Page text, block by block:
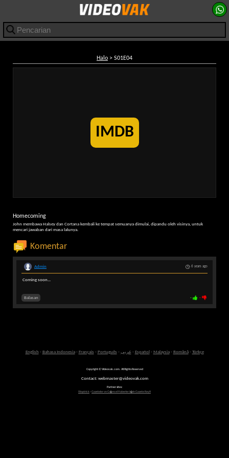
Halo > S01E04
IMDB
Homecoming
John membawa Halsey dan Cortana kembali ke tempat semuanya dimulai, dipandu oleh visinya, untuk
mencari jawaban dari masa lalunya.
Komentar
6 years ago
Admin
Coming soon...
- -
Balasan
English - Bahasa Indonesia- Français - Português - عربى- Español - Malaysia- Română- Türkçe
Copyright © Videovak.com. All Rights Reserved
Contact: webmaster@videovak.com
Partner sites:
Waptrick-Gazeteler ve G�ncel Haberler i�in Gazete Keyfi